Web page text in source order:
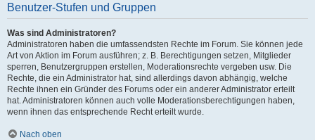
Benutzer-Stufen und Gruppen
Was sind Administratoren?
Administratoren haben die umfassendsten Rechte im Forum. Sie können jede
Art von Aktion im Forum ausführen; z. B. Berechtigungen setzen, Mitglieder
sperren, Benutzergruppen erstellen, Moderationsrechte vergeben usw. Die
Rechte, die ein Administrator hat, sind allerdings davon abhängig, welche
Rechte ihnen ein Gründer des Forums oder ein anderer Administrator erteilt
hat. Administratoren können auch volle Moderationsberechtigungen haben,
wenn ihnen das entsprechende Recht erteilt wurde.
Nach oben